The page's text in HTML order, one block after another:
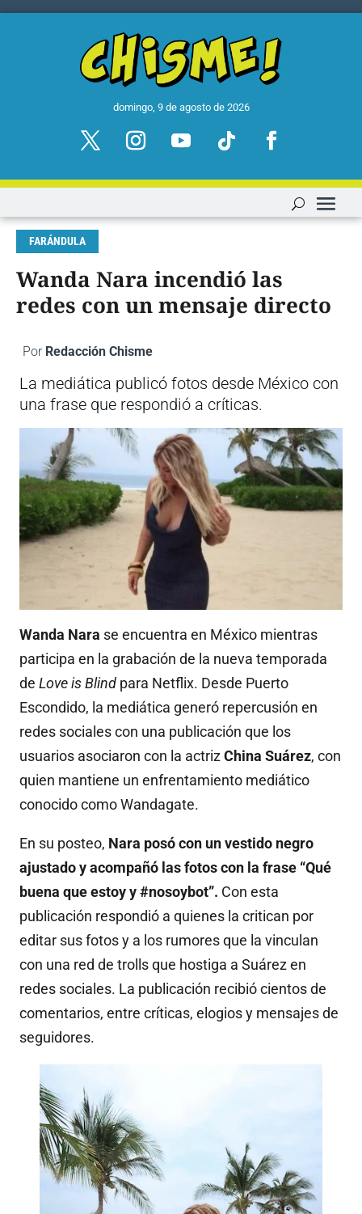
domingo, 9 de agosto de 2026
FARÁNDULA
Wanda Nara incendió las
redes con un mensaje directo
Por Redacción Chisme
La mediática publicó fotos desde México con
una frase que respondió a críticas.
Wanda Nara se encuentra en México mientras
participa en la grabación de la nueva temporada
de Love is Blind para Netflix. Desde Puerto
Escondido, la mediática generó repercusión en
redes sociales con una publicación que los
usuarios asociaron con la actrizChina Suárez, con
quien mantiene un enfrentamiento mediático
conocido como Wandagate.
En su posteo, Nara posó con un vestido negro
ajustado y acompañó las fotos con la frase “Qué
buena que estoy y #nosoybot”. Con esta
publicación respondió a quienes la critican por
editar sus fotos y a los rumores que la vinculan
con una red de trolls que hostiga a Suárez en
redes sociales. La publicación recibió cientos de
comentarios, entre críticas, elogios y mensajes de
seguidores.